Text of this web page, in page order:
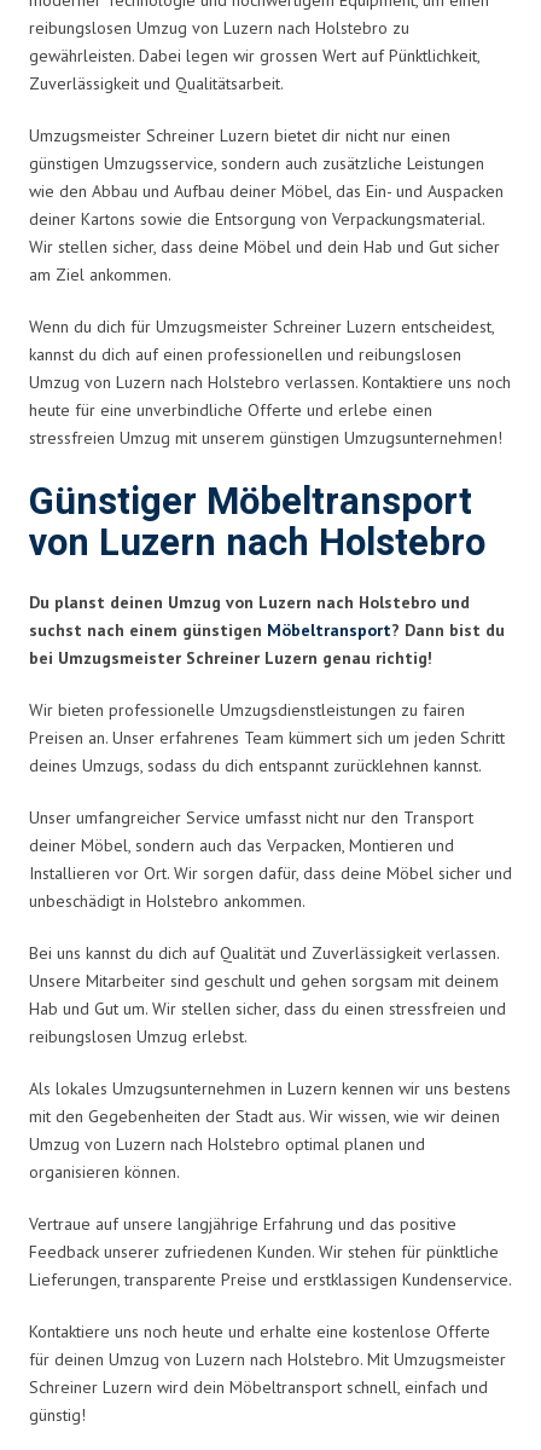
reibungslosen Umzug von Luzern nach Holstebro zu
gewährleisten. Dabei legen wir grossen Wert auf Pünktlichkeit,
Zuverlässigkeit und Qualitätsarbeit.
Umzugsmeister Schreiner Luzern bietet dir nicht nur einen
günstigen Umzugsservice, sondern auch zusätzliche Leistungen
wie den Abbau und Aufbau deiner Möbel, das Ein- und Auspacken
deiner Kartons sowie die Entsorgung von Verpackungsmaterial.
Wir stellen sicher, dass deine Möbel und dein Hab und Gut sicher
am Ziel ankommen.
Wenn du dich für Umzugsmeister Schreiner Luzern entscheidest,
kannst du dich auf einen professionellen und reibungslosen
Umzug von Luzern nach Holstebro verlassen. Kontaktiere uns noch
heute für eine unverbindliche Offerte und erlebe einen
stressfreien Umzug mit unserem günstigen Umzugsunternehmen!
Günstiger Möbeltransport
von Luzern nach Holstebro
Du planst deinen Umzug von Luzern nach Holstebro und
suchst nach einem günstigen Möbeltransport? Dann bist du
bei Umzugsmeister Schreiner Luzern genau richtig!
Wir bieten professionelle Umzugsdienstleistungen zu fairen
Preisen an. Unser erfahrenes Team kümmert sich um jeden Schritt
deines Umzugs, sodass du dich entspannt zurücklehnen kannst.
Unser umfangreicher Service umfasst nicht nur den Transport
deiner Möbel, sondern auch das Verpacken, Montieren und
Installieren vor Ort. Wir sorgen dafür, dass deine Möbel sicher und
unbeschädigt in Holstebro ankommen.
Bei uns kannst du dich auf Qualität und Zuverlässigkeit verlassen.
Unsere Mitarbeiter sind geschult und gehen sorgsam mit deinem
Hab und Gut um. Wir stellen sicher, dass du einen stressfreien und
reibungslosen Umzug erlebst.
Als lokales Umzugsunternehmen in Luzern kennen wir uns bestens
mit den Gegebenheiten der Stadt aus. Wir wissen, wie wir deinen
Umzug von Luzern nach Holstebro optimal planen und
organisieren können.
Vertraue auf unsere langjährige Erfahrung und das positive
Feedback unserer zufriedenen Kunden. Wir stehen für pünktliche
Lieferungen, transparente Preise und erstklassigen Kundenservice.
Kontaktiere uns noch heute und erhalte eine kostenlose Offerte
für deinen Umzug von Luzern nach Holstebro. Mit Umzugsmeister
Schreiner Luzern wird dein Möbeltransport schnell, einfach und
günstig!